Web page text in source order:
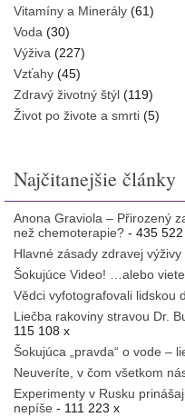
Vitamíny a Minerály (61)
Voda (30)
Výživa (227)
Vzťahy (45)
Zdravý životný štýl (119)
Život po živote a smrti (5)
Najčitanejšie články
Anona Graviola – Přirozený
než chemoterapie? - 435
Hlavné zásady zdravej výživy
Šokujúce Video! …alebo
Vědci vyfotografovali lidskou
Liečba rakoviny stravou Dr.
115 108 x
Šokujúca „pravda“ o vode –
Neuveríte, v čom všetkom
Experimenty v Rusku
nepíše - 111 223 x